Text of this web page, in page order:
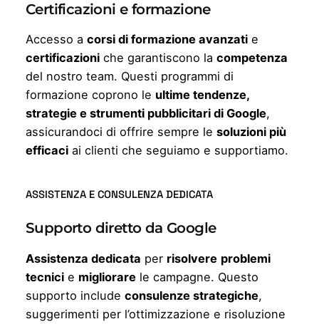
Certificazioni e formazione
Accesso a corsi di formazione avanzati e
certificazioni che garantiscono la competenza
del nostro team. Questi programmi di
formazione coprono le ultime tendenze,
strategie e strumenti pubblicitari di Google,
assicurandoci di offrire sempre le soluzioni più
efficaci ai clienti che seguiamo e supportiamo.
ASSISTENZA E CONSULENZA DEDICATA
Supporto diretto da Google
Assistenza dedicata per risolvere problemi
tecnici e migliorare le campagne. Questo
supporto include consulenze strategiche,
suggerimenti per l’ottimizzazione e risoluzione